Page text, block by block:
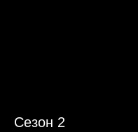
Сезон 2